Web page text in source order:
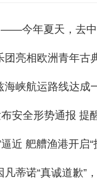
——今年夏天，去
团亮相欧洲青年古
海峡航运路线达成
安全形势通报 提
近 舥艚渔港开启“
蒂诺“真诚道歉”